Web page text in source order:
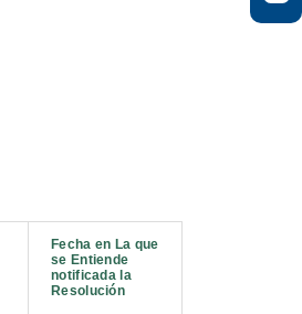
Fecha en La que
se Entiende
notificada la
Resolución